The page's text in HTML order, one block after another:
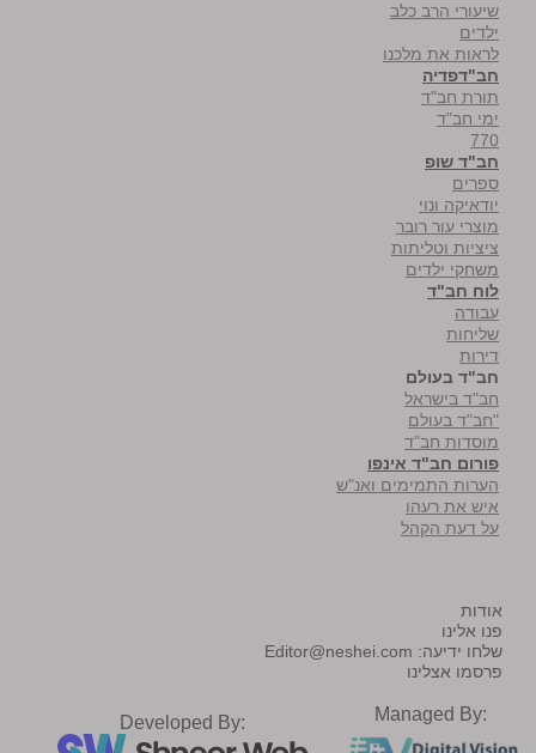
שיעורי הרב כלב
ילדים
לראות את מלכנו
חב"דפדיה
תורת חב"ד
ימי חב"ד
770
חב"ד שופ
ספרים
יודאיקה ונוי
מוצרי עור רובר
ציציות וטליתות
משחקי ילדים
לוח חב"ד
עבודה
שליחות
דירות
חב"ד בעולם
חב"ד בישראל
"חב"ד בעולם
מוסדות חב"ד
פורום חב"ד אינפו
הערות התמימים ואנ"ש
איש את רעהו
על דעת הקהל
אודות
פנו אלינו
שלחו ידיעה: Editor@neshei.com
פרסמו אצלינו
Developed By: Managed By: